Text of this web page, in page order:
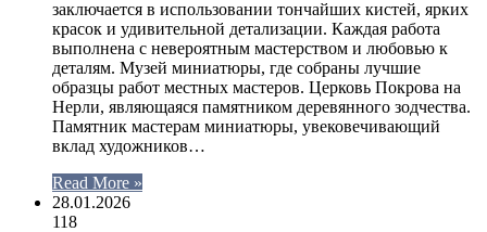
заключается в использовании тончайших кистей, ярких
красок и удивительной детализации. Каждая работа
выполнена с невероятным мастерством и любовью к
деталям. Музей миниатюры, где собраны лучшие
образцы работ местных мастеров. Церковь Покрова на
Нерли, являющаяся памятником деревянного зодчества.
Памятник мастерам миниатюры, увековечивающий
вклад художников…
Read More »
28.01.2026
118